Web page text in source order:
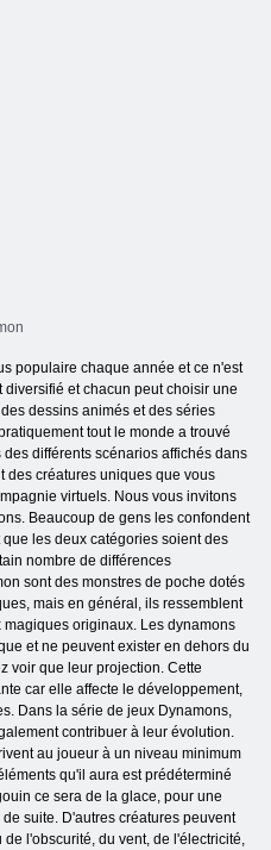
populaire chaque année et ce n'est
et chacun peut choisir une
dessins animés et des séries
tout le monde a trouvé
différents scénarios affichés dans
des créatures uniques que vous
virtuels. Nous vous invitons
Beaucoup de gens les confondent
les deux catégories soient des
nombre de différences
sont des monstres de poche dotés
mais en général, ils ressemblent
originaux. Les dynamons
et ne peuvent exister en dehors du
voir que leur projection. Cette
car elle affecte le développement,
Dans la série de jeux Dynamons,
contribuer à leur évolution.
au joueur à un niveau minimum
qu'il aura est prédéterminé
ce sera de la glace, pour une
suite. D'autres créatures peuvent
l'obscurité, du vent, de l'électricité,